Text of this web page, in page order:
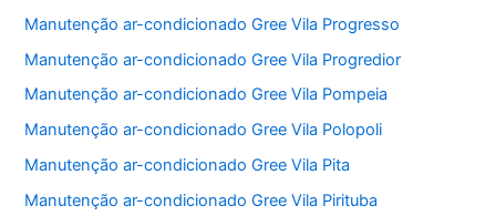
Manutenção ar-condicionado Gree Vila Progresso
Manutenção ar-condicionado Gree Vila Progredior
Manutenção ar-condicionado Gree Vila Pompeia
Manutenção ar-condicionado Gree Vila Polopoli
Manutenção ar-condicionado Gree Vila Pita
Manutenção ar-condicionado Gree Vila Pirituba